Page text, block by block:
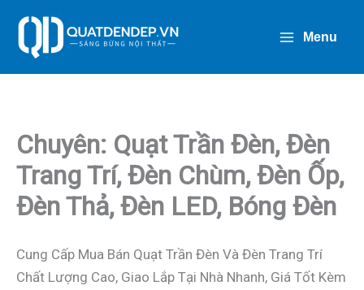
Dung
Menu
Chuyên: Quạt Trần Đèn, Đèn
Trang Trí, Đèn Chùm, Đèn Ốp,
Đèn Thả, Đèn LED, Bóng Đèn
Cung Cấp Mua Bán Quạt Trần Đèn Và Đèn Trang Trí
Chất Lượng Cao, Giao Lắp Tại Nhà Nhanh, Giá Tốt Kèm